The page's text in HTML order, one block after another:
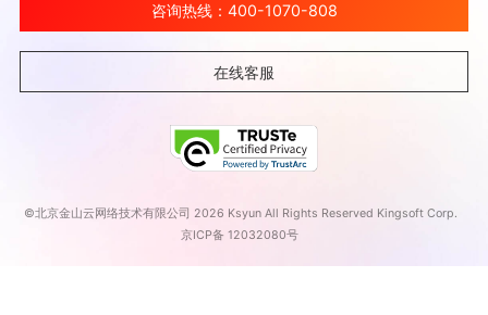
咨询热线：400-1070-808
在线客服
©北京金山云网络技术有限公司 2026 Ksyun All Rights Reserved Kingsoft Corp.
京ICP备 12032080号